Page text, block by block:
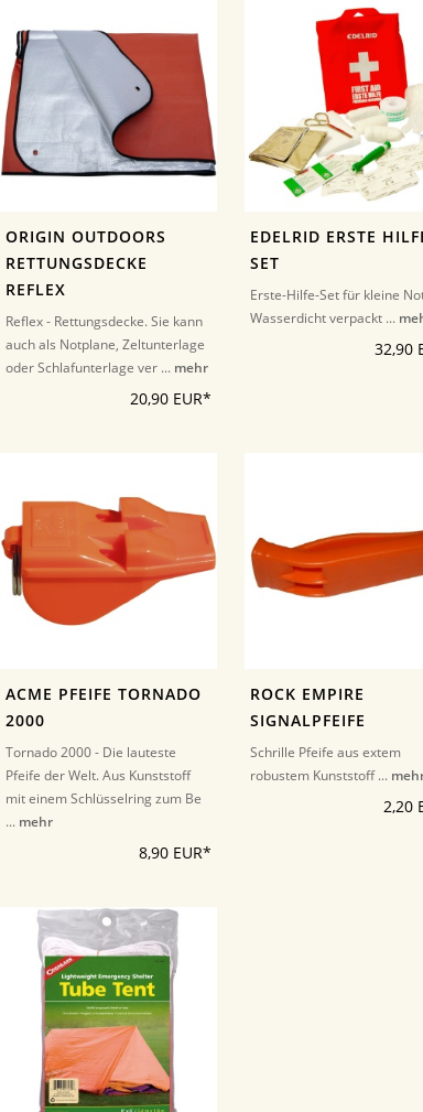
ORIGIN OUTDOORS
RETTUNGSDECKE
REFLEX
Reflex - Rettungsdecke. Sie kann
auch als Notplane, Zeltunterlage
oder Schlafunterlage ver ... mehr
20,90 EUR*
EDELRID ERSTE
SET
Erste-Hilfe-Set für kleine
Wasserdicht verpackt ...
32,90
ACME PFEIFE TORNADO
2000
Tornado 2000 - Die lauteste
Pfeife der Welt. Aus Kunststoff
mit einem Schlüsselring zum Be
... mehr
8,90 EUR*
ROCK EMPIRE
SIGNALPFEIFE
Schrille Pfeife aus extem
robustem Kunststoff ...
2,20